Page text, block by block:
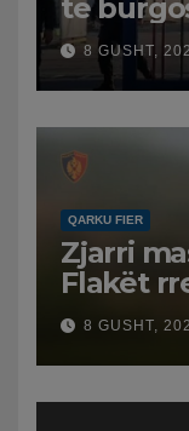
të
spital
8 GUSHT,
QARKU FIER
Zjarri
Flakët
Policia
në Koilac
8 GUSHT,